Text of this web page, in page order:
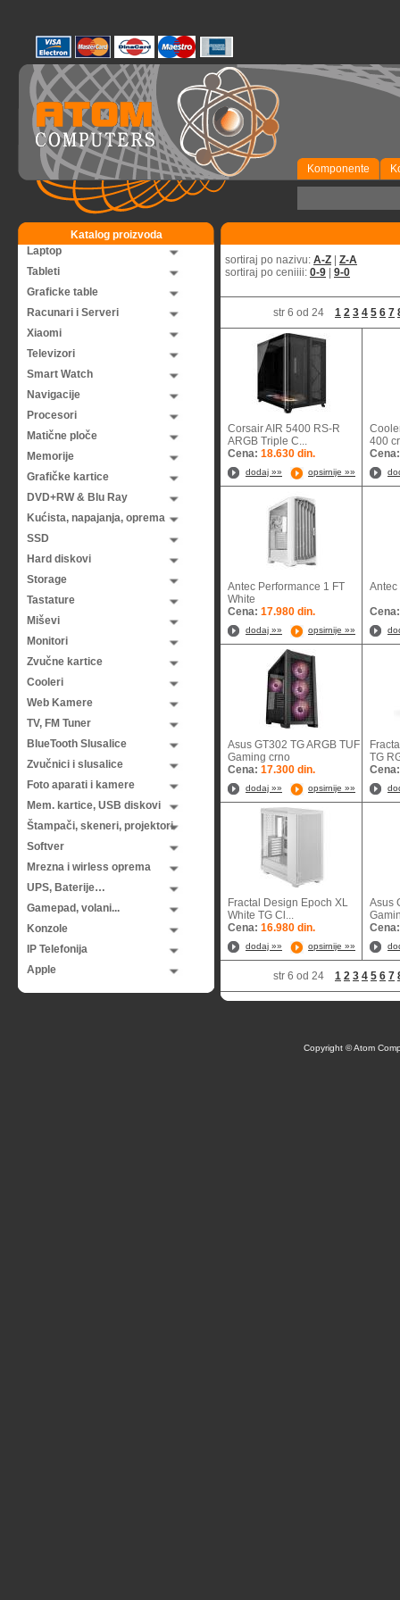
Komponente
Katalog proizvoda
Laptop
Tableti
Graficke table
Racunari i Serveri
Xiaomi
Televizori
Smart Watch
Navigacije
Procesori
Matične ploče
Memorije
Grafičke kartice
DVD+RW & Blu Ray
Kućista, napajanja, oprema
SSD
Hard diskovi
Storage
Tastature
Miševi
Monitori
Zvučne kartice
Cooleri
Web Kamere
TV, FM Tuner
BlueTooth Slusalice
Zvučnici i slusalice
Foto aparati i kamere
Mem. kartice, USB diskovi
Štampači, skeneri, projektori
Softver
Mrezna i wirless oprema
UPS, Baterije…
Gamepad, volani...
Konzole
IP Telefonija
Apple
sortiraj po nazivu: A-Z
Z-A
sortiraj po ceniiii: 0-9 9-0
str 6 od 24 1 2 3 4 5 6 7
Corsair AIR 5400 RS-R
ARGB Triple C...
Cena: 18.630 din.
dodaj »» opsirnije »»
400
Antec Performance 1 FT
White
Cena: 17.980 din.
dodaj »» opsirnije »»
Antec
Asus GT302 TG ARGB TUF
Gaming crno
Cena: 17.300 din.
dodaj »» opsirnije »»
TG
Fractal Design Epoch XL
White TG Cl...
Cena: 16.980 din.
dodaj »» opsirnije »»
Asus
str 6 od 24 1 2 3 4 5 6 7
Copyright © Atom